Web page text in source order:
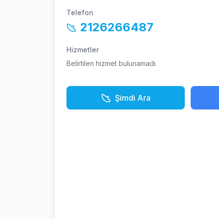
Telefon
2126266487
Hizmetler
Belirtilen hizmet bulunamadı.
Şimdi Ara